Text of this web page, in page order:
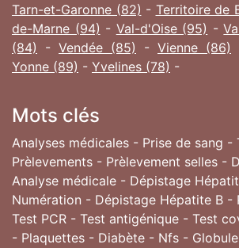
Tarn-et-Garonne (82) - Territoire de
de-Marne (94) - Val-d'Oise (95) -
(84) - Vendée (85) - Vienne (86)
Yonne (89) - Yvelines (78) -
Mots clés
Analyses médicales - Prise de sang -
Prèlevements - Prèlevement selles -
Analyse médicale - Dépistage
Numération - Dépistage Hépatite B -
Test PCR - Test antigénique - Test
- Plaquettes - Diabète - Nfs -